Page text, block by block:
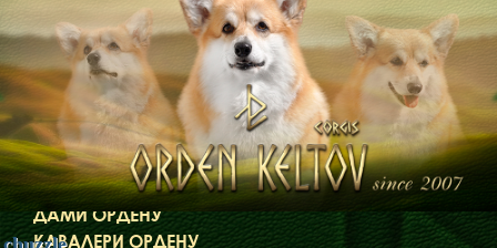
chuzzle
ОРДЕН КЕЛЬТІВ
НОВИНИ
ДИТЯЧА КІМНАТА
КОНТАКТИ
НАШІ КОРГІ
ДАМИ ОРДЕНУ
КАВАЛЕРИ ОРДЕНУ